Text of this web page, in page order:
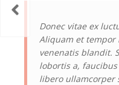
Donec vitae ex
Aliquam et tempor
venenatis blandit.
lobortis a,
libero ullamcorper